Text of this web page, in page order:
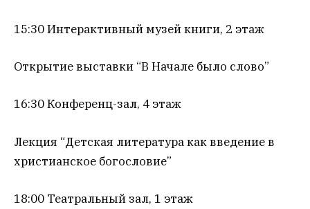
15:30 Интерактивный музей книги, 2 этаж
Открытие выставки “В Начале было слово”
16:30 Конференц-зал, 4 этаж
Лекция “Детская литература как введение в
христианское богословие”
18:00 Театральный зал, 1 этаж